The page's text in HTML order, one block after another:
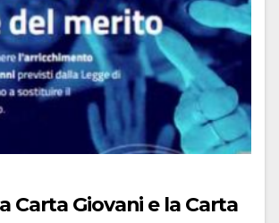
Carta Giovani e la Carta